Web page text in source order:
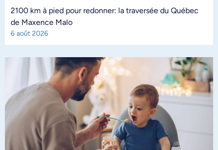
2100 km à pied pour redonner: la traversée du Québec
de Maxence Malo
6 août 2026